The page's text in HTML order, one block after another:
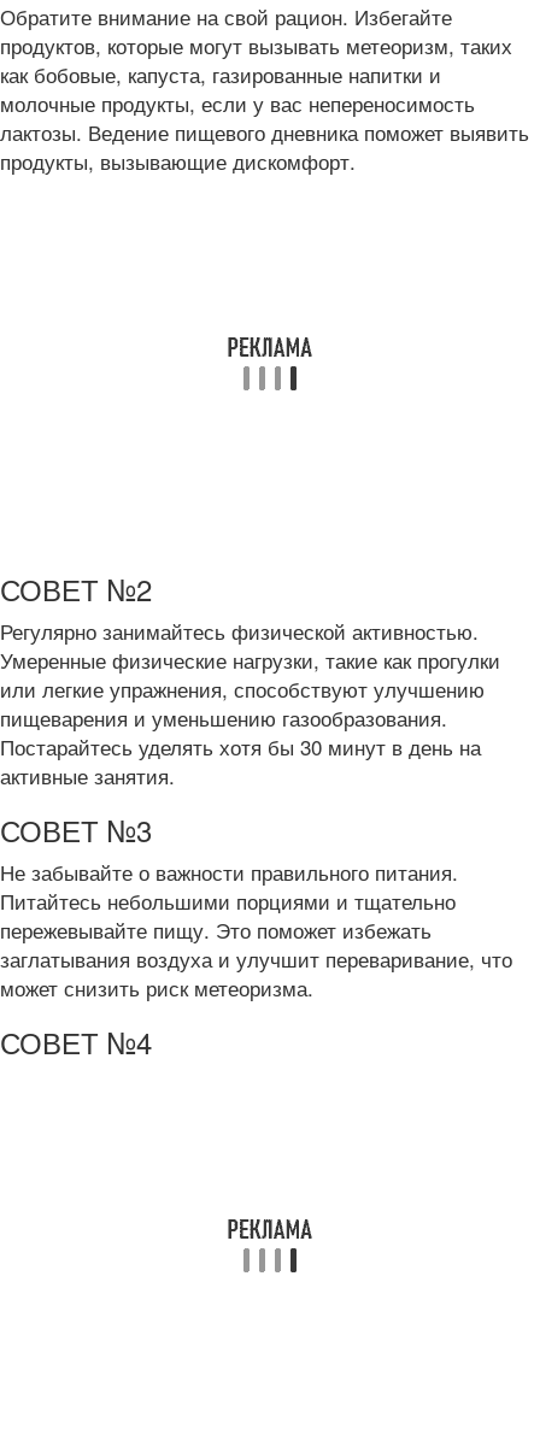
Обратите внимание на свой рацион. Избегайте
продуктов, которые могут вызывать метеоризм, таких
как бобовые, капуста, газированные напитки и
молочные продукты, если у вас непереносимость
лактозы. Ведение пищевого дневника поможет выявить
продукты, вызывающие дискомфорт.
СОВЕТ №2
Регулярно занимайтесь физической активностью.
Умеренные физические нагрузки, такие как прогулки
или легкие упражнения, способствуют улучшению
пищеварения и уменьшению газообразования.
Постарайтесь уделять хотя бы 30 минут в день на
активные занятия.
СОВЕТ №3
Не забывайте о важности правильного питания.
Питайтесь небольшими порциями и тщательно
пережевывайте пищу. Это поможет избежать
заглатывания воздуха и улучшит переваривание, что
может снизить риск метеоризма.
СОВЕТ №4